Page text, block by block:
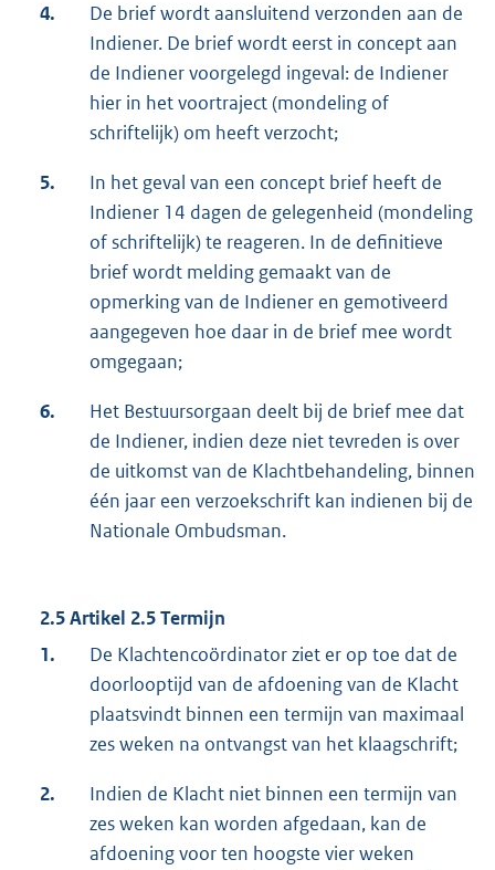
4.
De brief wordt aansluitend verzonden aan de
Indiener. De brief wordt eerst in concept aan
de Indiener voorgelegd ingeval: de Indiener
hier in het voortraject (mondeling of
schriftelijk) om heeft verzocht;
5.
In het geval van een concept brief heeft de
Indiener 14 dagen de gelegenheid (mondeling
of schriftelijk) te reageren. In de definitieve
brief wordt melding gemaakt van de
opmerking van de Indiener en gemotiveerd
aangegeven hoe daar in de brief mee wordt
omgegaan;
6.
Het Bestuursorgaan deelt bij de brief mee dat
de Indiener, indien deze niet tevreden is over
de uitkomst van de Klachtbehandeling, binnen
één jaar een verzoekschrift kan indienen bij de
Nationale Ombudsman.
2.5 Artikel 2.5 Termijn
1.
De Klachtencoördinator ziet er op toe dat de
doorlooptijd van de afdoening van de Klacht
plaatsvindt binnen een termijn van maximaal
zes weken na ontvangst van het klaagschrift;
2.
Indien de Klacht niet binnen een termijn van
zes weken kan worden afgedaan, kan de
afdoening voor ten hoogste vier weken